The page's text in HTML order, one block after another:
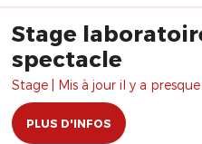
Stage
spectacle
Stage | Mis à jour il y a presque
PLUS D'INFOS